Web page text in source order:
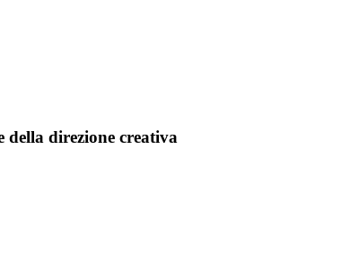
direzione creativa